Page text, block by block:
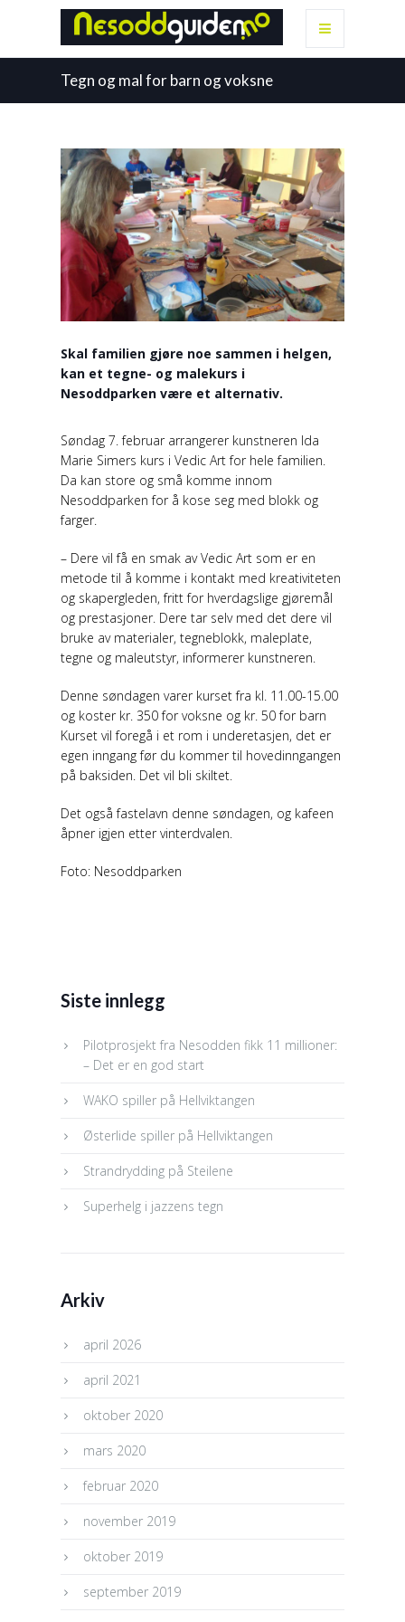
Tegn og mal for barn og voksne
Skal familien gjøre noe sammen i helgen,
kan et tegne- og malekurs i
Nesoddparken være et alternativ.
Søndag 7. februar arrangerer kunstneren Ida
Marie Simers kurs i Vedic Art for hele familien.
Da kan store og små komme innom
Nesoddparken for å kose seg med blokk og
farger.
– Dere vil få en smak av Vedic Art som er en
metode til å komme i kontakt med kreativiteten
og skapergleden, fritt for hverdagslige gjøremål
og prestasjoner. Dere tar selv med det dere vil
bruke av materialer, tegneblokk, maleplate,
tegne og maleutstyr, informerer kunstneren.
Denne søndagen varer kurset fra kl. 11.00-15.00
og koster kr. 350 for voksne og kr. 50 for barn
Kurset vil foregå i et rom i underetasjen, det er
egen inngang før du kommer til hovedinngangen
på baksiden. Det vil bli skiltet.
Det også fastelavn denne søndagen, og kafeen
åpner igjen etter vinterdvalen.
Foto: Nesoddparken
Siste innlegg
Pilotprosjekt fra Nesodden fikk 11 millioner:
– Det er en god start
WAKO spiller på Hellviktangen
Østerlide spiller på Hellviktangen
Strandrydding på Steilene
Superhelg i jazzens tegn
Arkiv
april 2026
april 2021
oktober 2020
mars 2020
februar 2020
november 2019
oktober 2019
september 2019